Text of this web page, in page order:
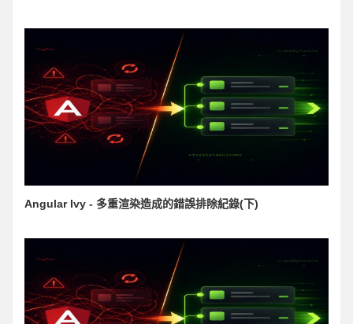
Angular Ivy - 多重渲染造成的錯誤排除紀錄(下)